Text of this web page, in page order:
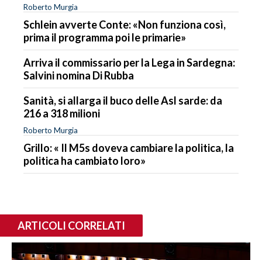
Roberto Murgia
Schlein avverte Conte: «Non funziona così,
prima il programma poi le primarie»
Arriva il commissario per la Lega in Sardegna:
Salvini nomina Di Rubba
Sanità, si allarga il buco delle Asl sarde: da
216 a 318 milioni
Roberto Murgia
Grillo: « Il M5s doveva cambiare la politica, la
politica ha cambiato loro»
ARTICOLI CORRELATI